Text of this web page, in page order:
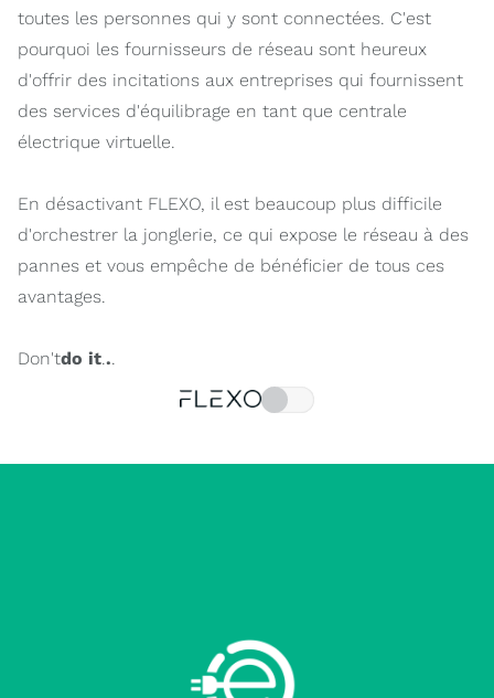
toutes les personnes qui y sont connectées. C'est
pourquoi les fournisseurs de réseau sont heureux
d'offrir des incitations aux entreprises qui fournissent
des services d'équilibrage en tant que centrale
électrique virtuelle.
En désactivant FLEXO, il est beaucoup plus difficile
d'orchestrer la jonglerie, ce qui expose le réseau à des
pannes et vous empêche de bénéficier de tous ces
avantages.
‍Don'tdo it...
FLEXO